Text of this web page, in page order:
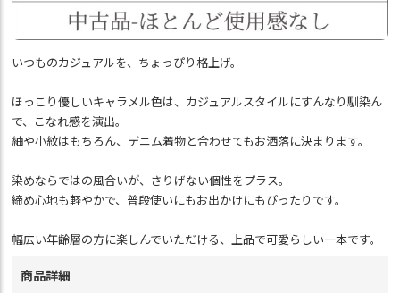
いつものカジュアルを、ちょっぴり格上げ。
ほっこり優しいキャラメル色は、カジュアルスタイルにすんなり馴染ん
で、こなれ感を演出。
紬や小紋はもちろん、デニム着物と合わせてもお洒落に決まります。
染めならではの風合いが、さりげない個性をプラス。
締め心地も軽やかで、普段使いにもお出かけにもぴったりです。
幅広い年齢層の方に楽しんでいただける、上品で可愛らしい一本です。
商品詳細